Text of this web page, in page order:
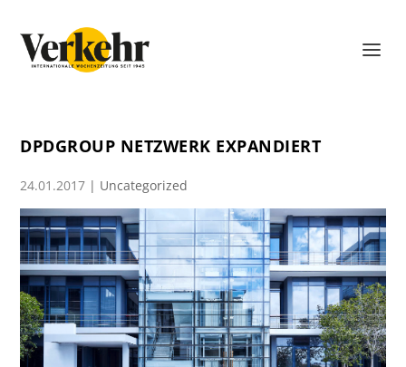
DPDGROUP NETZWERK EXPANDIERT
24.01.2017 | Uncategorized